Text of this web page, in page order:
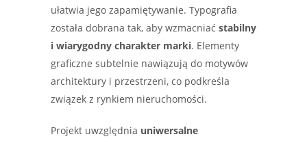
ułatwia jego zapamiętywanie. Typografia
została dobrana tak, aby wzmacniać stabilny
i wiarygodny charakter marki. Elementy
graficzne subtelnie nawiązują do motywów
architektury i przestrzeni, co podkreśla
związek z rynkiem nieruchomości.
Projekt uwzględnia uniwersalne